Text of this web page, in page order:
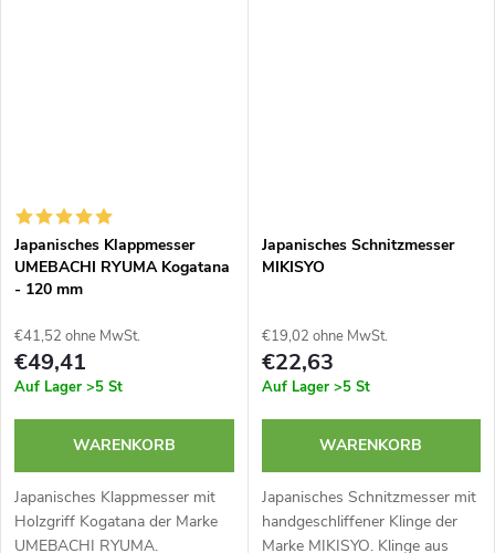
Japanisches Klappmesser
UMEBACHI RYUMA Kogatana
- 120 mm
€41,52 ohne MwSt.
€49,41
Auf Lager >5 St
WARENKORB
Japanisches Klappmesser mit
Holzgriff Kogatana der Marke
UMEBACHI RYUMA.
Japanisches Schnitzmesser
MIKISYO
€19,02 ohne MwSt.
€22,63
Auf Lager >5 St
WARENKORB
Japanisches Schnitzmesser mit
handgeschliffener Klinge der
Marke MIKISYO. Klinge aus